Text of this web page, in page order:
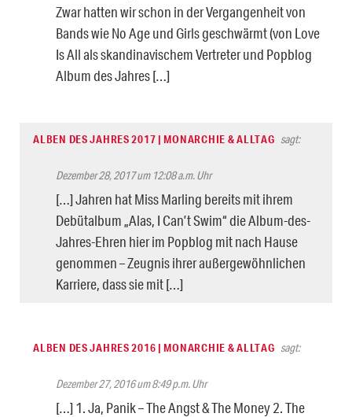
Zwar hatten wir schon in der Vergangenheit von
Bands wie No Age und Girls geschwärmt (von Love
Is All als skandinavischem Vertreter und Popblog
Album des Jahres […]
ALBEN DES JAHRES 2017 | MONARCHIE & ALLTAG sagt:
Dezember 28, 2017 um 12:08 a.m. Uhr
[…] Jahren hat Miss Marling bereits mit ihrem
Debütalbum „Alas, I Can’t Swim“ die Album-des-
Jahres-Ehren hier im Popblog mit nach Hause
genommen – Zeugnis ihrer außergewöhnlichen
Karriere, dass sie mit […]
ALBEN DES JAHRES 2016 | MONARCHIE & ALLTAG sagt:
Dezember 27, 2016 um 8:49 p.m. Uhr
[…] 1. Ja, Panik – The Angst & The Money 2. The